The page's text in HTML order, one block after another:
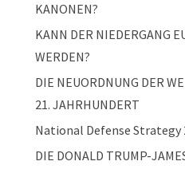
KANONEN?
KANN DER NIEDERGANG
WERDEN?
DIE NEUORDNUNG DER
21. JAHRHUNDERT
National Defense Strategy
DIE DONALD TRUMP-